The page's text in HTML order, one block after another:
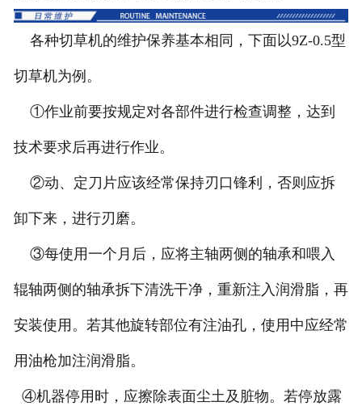
各种切草机的维护保养基本相同，下面以9Z-0.5型
切草机为例。
①作业前要按规定对各部件进行检查调整，达到
技术要求后再进行作业。
②动、定刀片应该经常保持刃口锋利，否则应拆
卸下来，进行刃磨。
③每使用一个月后，应将主轴两侧的轴承和喂入
辊轴两侧的轴承拆下清洗干净，重新注入润滑脂，再
安装使用。若其他旋转部位有注油孔，使用中应经常
用油枪加注润滑脂。
④机器停用时，应擦除表面尘土及脏物。若停放露